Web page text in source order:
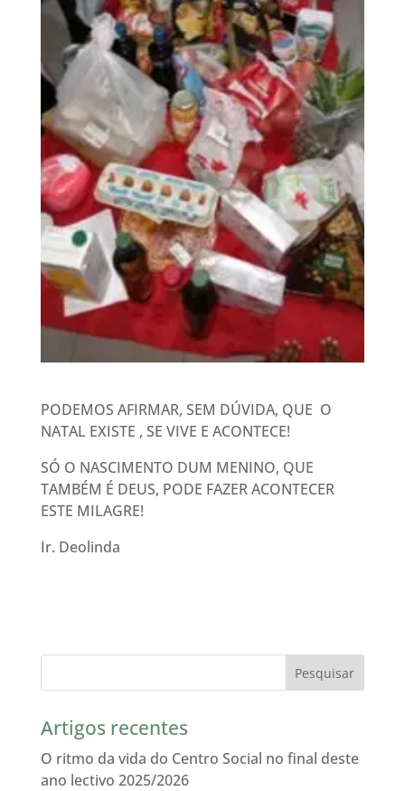
PODEMOS AFIRMAR, SEM DÚVIDA, QUE O
NATAL EXISTE , SE VIVE E ACONTECE!
SÓ O NASCIMENTO DUM MENINO, QUE
TAMBÉM É DEUS, PODE FAZER ACONTECER
ESTE MILAGRE!
Ir. Deolinda
Artigos recentes
O ritmo da vida do Centro Social no final deste
ano lectivo 2025/2026